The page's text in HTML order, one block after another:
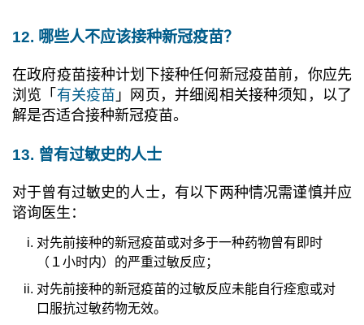
12. 哪些人不应该接种新冠疫苗？
在政府疫苗接种计划下接种任何新冠疫苗前，你应先
浏览「 有关疫苗 」网页，并细阅相关接种须知，以了
解是否适合接种新冠疫苗。
13. 曾有过敏史的人士
对于曾有过敏史的人士，有以下两种情况需谨慎并应
谘询医生：
对先前接种的新冠疫苗或对多于一种药物曾有即时
（１小时内）的严重过敏反应；
对先前接种的新冠疫苗的过敏反应未能自行痊愈或对
口服抗过敏药物无效。